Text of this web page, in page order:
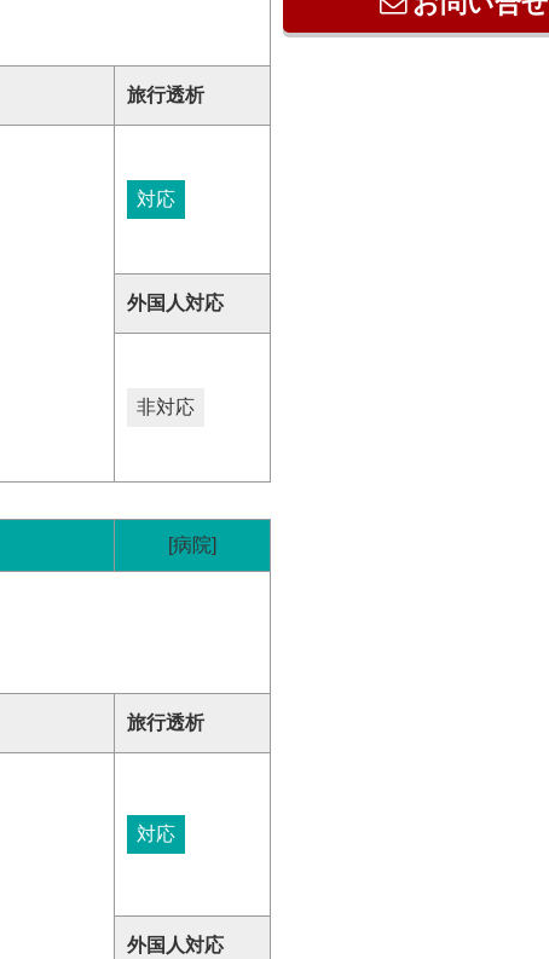
旅行透析
対応
外国人対応
非対応
[病院]
旅行透析
対応
外国人対応